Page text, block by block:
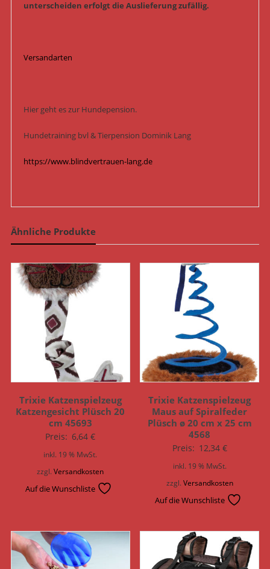
unterscheiden erfolgt die Auslieferung zufällig.
Versandarten
Hier geht es zur Hundepension.
Hundetraining bvl & Tierpension Dominik Lang
https://www.blindvertrauen-lang.de
Ähnliche Produkte
Trixie Katzenspielzeug
Katzengesicht Plüsch 20
cm 45693
Preis: 6,64€
inkl. 19 % MwSt.
zzgl.Versandkosten
Auf die Wunschliste
Trixie Katzenspielzeug
Maus auf Spiralfeder
Plüsch ø 20 cm x 25 cm
4568
Preis: 12,34 €
inkl. 19 % MwSt.
zzgl. Versandkosten
Auf die Wunschliste